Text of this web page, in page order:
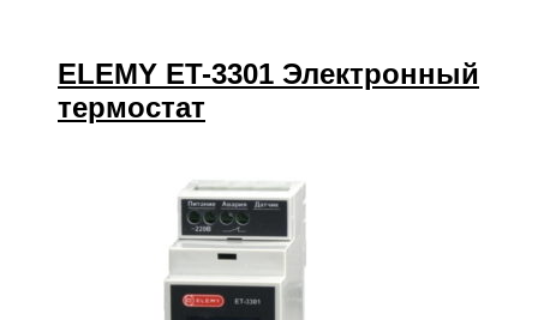
ELEMY ET-3301 Электронный
термостат